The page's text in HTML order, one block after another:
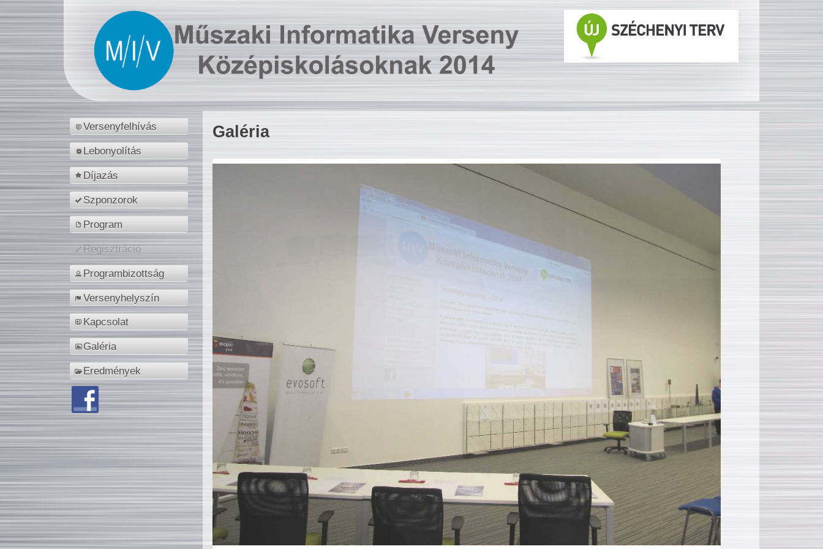
Versenyfelhívás
Lebonyolítás
Díjazás
Szponzorok
Program
Regisztráció
Programbizottság
Versenyhelyszín
Kapcsolat
Galéria
Eredmények
Galéria